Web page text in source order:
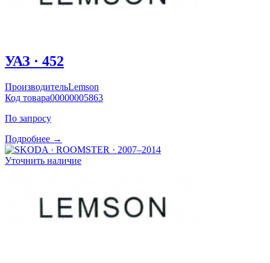
УАЗ · 452
ПроизводительLemson
Код товара00000005863
По запросу
Подробнее →
Уточнить наличие